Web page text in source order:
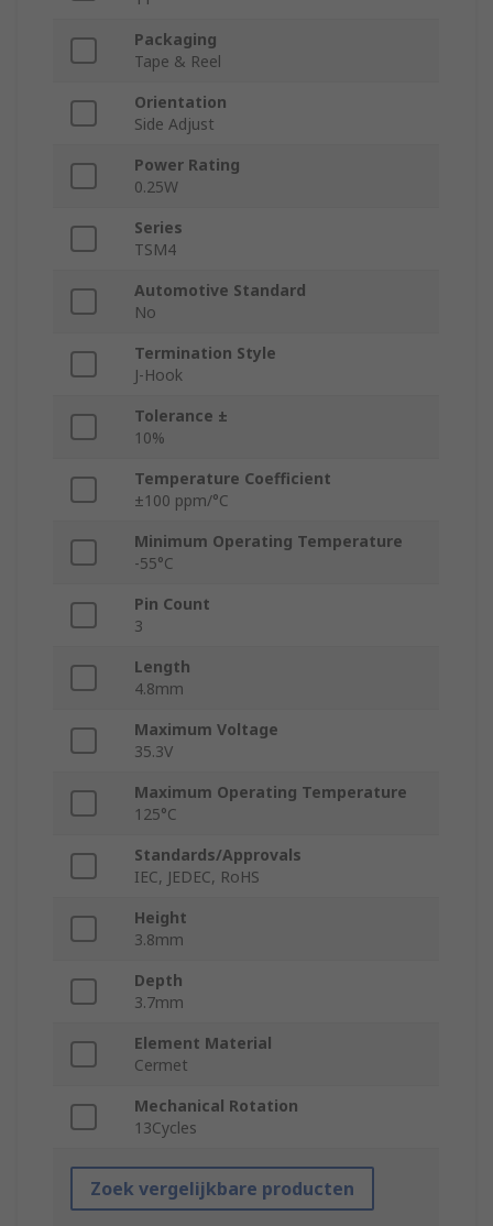
Packaging
Tape & Reel
Orientation
Side Adjust
Power Rating
0.25W
Series
TSM4
Automotive Standard
No
Termination Style
J-Hook
Tolerance ±
10%
Temperature Coefficient
±100 ppm/°C
Minimum Operating Temperature
-55°C
Pin Count
3
Length
4.8mm
Maximum Voltage
35.3V
Maximum Operating Temperature
125°C
Standards/Approvals
IEC, JEDEC, RoHS
Height
3.8mm
Depth
3.7mm
Element Material
Cermet
Mechanical Rotation
13Cycles
Zoek vergelijkbare producten